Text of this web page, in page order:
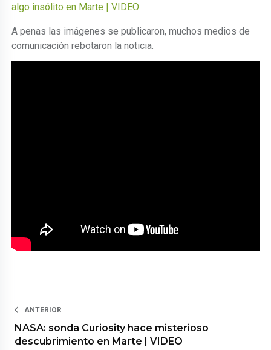
algo insólito en Marte | VIDEO
A penas las imágenes se publicaron, muchos medios de
comunicación rebotaron la noticia.
ANTERIOR
NASA: sonda Curiosity hace misterioso
descubrimiento en Marte | VIDEO